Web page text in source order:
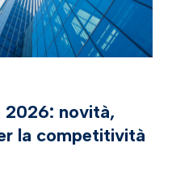
2026: novità,
la competitività